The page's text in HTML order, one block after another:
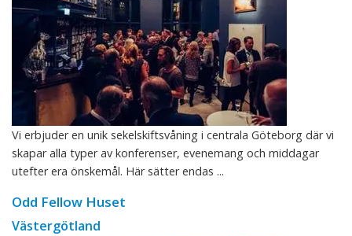
Vi erbjuder en unik sekelskiftsvåning i centrala Göteborg där vi
skapar alla typer av konferenser, evenemang och middagar
utefter era önskemål. Här sätter endas ...
Odd Fellow Huset
Västergötland